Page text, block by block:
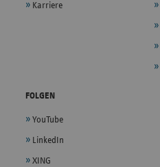
Karriere
FOLGEN
YouTube
LinkedIn
XING